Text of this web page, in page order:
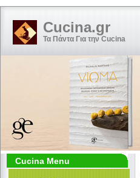
Cucina.gr
Τα Πάντα Για την Cucina
Cucina Menu